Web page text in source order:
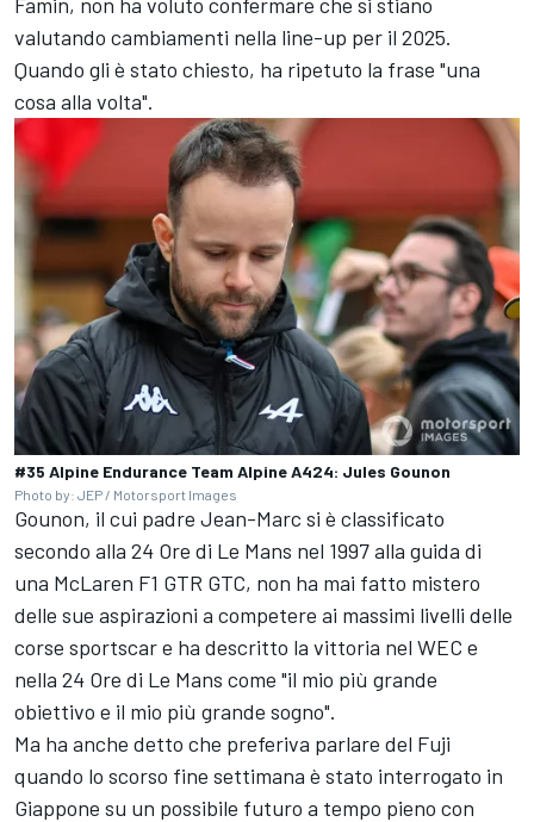
valutando cambiamenti nella line-up per il 2025.
Quando gli è stato chiesto, ha ripetuto la frase "una
cosa alla volta".
#35 Alpine Endurance Team Alpine A424: Jules Gounon
Photo by: JEP / Motorsport Images
Gounon, il cui padre Jean-Marc si è classificato
secondo alla 24 Ore di Le Mans nel 1997 alla guida di
una McLaren F1 GTR GTC, non ha mai fatto mistero
delle sue aspirazioni a competere ai massimi livelli delle
corse sportscar e ha descritto la vittoria nel WEC e
nella 24 Ore di Le Mans come "il mio più grande
obiettivo e il mio più grande sogno".
Ma ha anche detto che preferiva parlare del Fuji
quando lo scorso fine settimana è stato interrogato in
Giappone su un possibile futuro a tempo pieno con